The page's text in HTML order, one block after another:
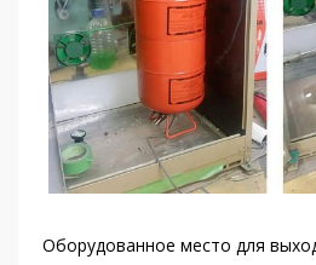
Оборудованное место для